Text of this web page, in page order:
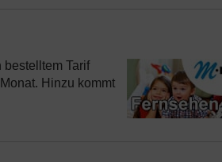
Tarif
Hinzu kommt